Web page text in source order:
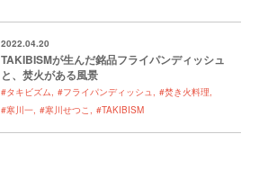
2022.04.20
TAKIBISMが生んだ銘品フライパンディッシュ
と、焚火がある風景
#タキビズム #フライパンディッシュ #焚き火料理
#寒川一 #寒川せつこ #TAKIBISM